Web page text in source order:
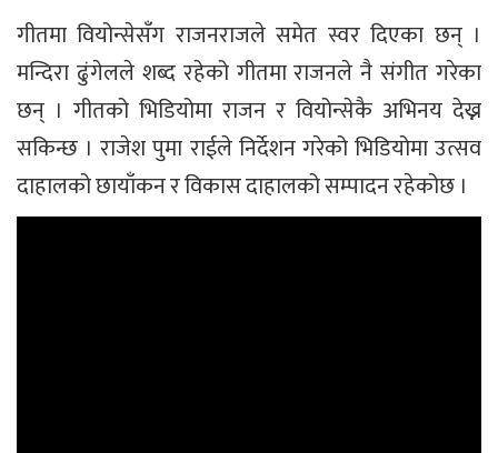
गीतमा वियोन्सेसँग राजनराजले समेत स्वर दिएका छन् ।
मन्दिरा ढुंगेलले शब्द रहेको गीतमा राजनले नै संगीत गरेका
छन् । गीतको भिडियोमा राजन र वियोन्सेकै अभिनय देख्न
सकिन्छ । राजेश पुमा राईले निर्देशन गरेको भिडियोमा उत्सव
दाहालको छायाँकन र विकास दाहालको सम्पादन रहेकोछ ।